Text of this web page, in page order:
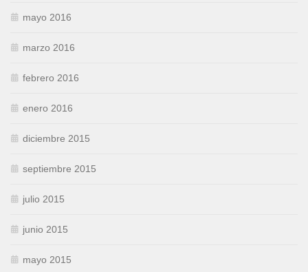
mayo 2016
marzo 2016
febrero 2016
enero 2016
diciembre 2015
septiembre 2015
julio 2015
junio 2015
mayo 2015